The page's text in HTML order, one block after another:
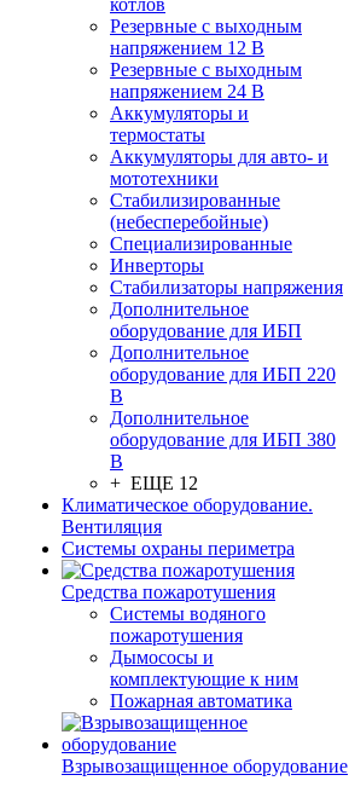
котлов
Резервные с выходным
напряжением 12 В
Резервные с выходным
напряжением 24 В
Аккумуляторы и
термостаты
Аккумуляторы для авто- и
мототехники
Стабилизированные
(небесперебойные)
Специализированные
Инверторы
Стабилизаторы напряжения
Дополнительное
оборудование для ИБП
Дополнительное
оборудование для ИБП 220
В
Дополнительное
оборудование для ИБП 380
В
+ ЕЩЕ 12
Климатическое оборудование.
Вентиляция
Системы охраны периметра
Средства пожаротушения
Системы водяного
пожаротушения
Дымососы и
комплектующие к ним
Пожарная автоматика
Взрывозащищенное оборудование